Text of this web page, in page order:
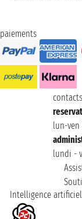
paiements
contacts
lun-ven
lundi -
Intelligence artificiel